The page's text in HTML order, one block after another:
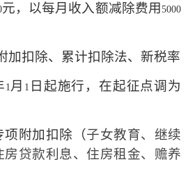
元，以每月收入额减除费用5000
加扣除、累计扣除法、新税率
1月 1 日起施行，在起征点调为
项附加扣除（子女教育、继续
贷款利息、住房租金、赡养